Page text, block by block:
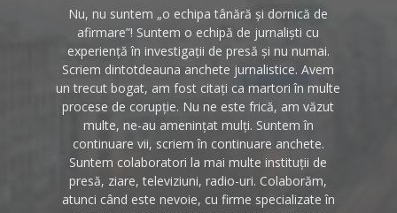
Nu, nu suntem „o echipa tânără și dornică de
afirmare”! Suntem o echipă de jurnaliști cu
experiență în investigații de presă și nu numai.
Scriem dintotdeauna anchete jurnalistice. Avem
un trecut bogat, am fost citați ca martori în multe
procese de corupție. Nu ne este frică, am văzut
multe, ne-au amenințat mulți. Suntem în
continuare vii, scriem în continuare anchete.
Suntem colaboratori la mai multe instituții de
presă, ziare, televiziuni, radio-uri. Colaborăm,
atunci când este nevoie, cu firme specializate în